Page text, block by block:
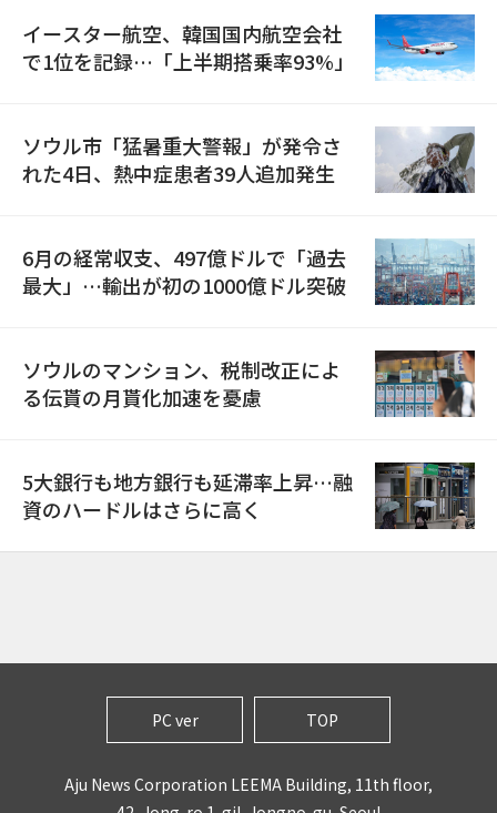
イースター航空、韓国国内航空会社
で1位を記録…「上半期搭乗率93%」
ソウル市「猛暑重大警報」が発令さ
れた4日、熱中症患者39人追加発生
6月の経常収支、497億ドルで「過去
最大」…輸出が初の1000億ドル突破
ソウルのマンション、税制改正によ
る伝貰の月貰化加速を憂慮
5大銀行も地方銀行も延滞率上昇…融
資のハードルはさらに高く
PC ver TOP
Aju News Corporation LEEMA Building, 11th floor,